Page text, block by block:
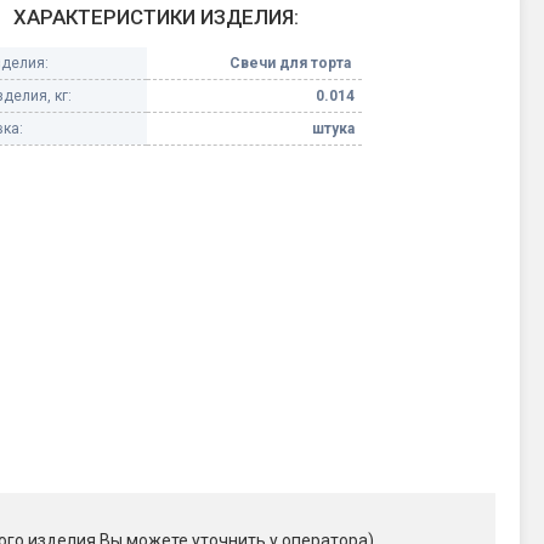
Небесные фонарики
ХАРАКТЕРИСТИКИ ИЗДЕЛИЯ:
Свечи для торта
кг:
0.014
штука